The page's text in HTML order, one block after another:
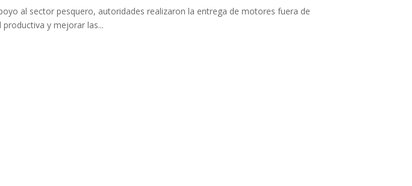
al sector pesquero, autoridades realizaron la entrega de motores fuera de
y mejorar las...